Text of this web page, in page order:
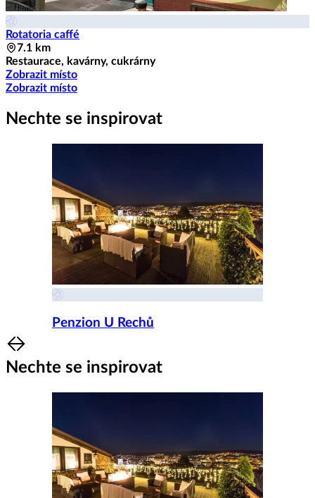
Rotatoria caffé
7.1 km
Restaurace, kavárny, cukrárny
Zobrazit místo
Zobrazit místo
Nechte se inspirovat
Penzion U Rechů
Item
1
of
Nechte se inspirovat